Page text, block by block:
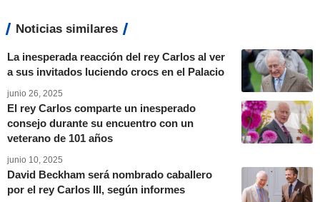
Noticias similares
La inesperada reacción del rey Carlos al ver
a sus invitados luciendo crocs en el Palacio
junio 26, 2025
El rey Carlos comparte un inesperado
consejo durante su encuentro con un
veterano de 101 años
junio 10, 2025
David Beckham será nombrado caballero
por el rey Carlos III, según informes